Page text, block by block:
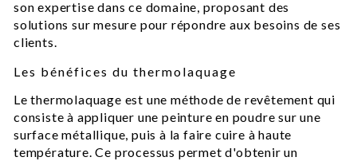
son expertise dans ce domaine, proposant des
solutions sur mesure pour répondre aux besoins de ses
clients.
Les bénéfices du thermolaquage
Le thermolaquage est une méthode de revêtement qui
consiste à appliquer une peinture en poudre sur une
surface métallique, puis à la faire cuire à haute
température. Ce processus permet d'obtenir un